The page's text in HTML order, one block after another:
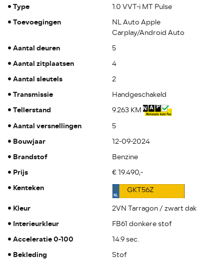
Type 1.0 VVT-i MT Pulse
Toevoegingen
NL Auto Apple
Carplay/Android Auto
Aantal deuren 5
Aantal zitplaatsen 4
Aantal sleutels 2
Transmissie Handgeschakeld
Tellerstand 9.263 KM
Aantal versnellingen 5
Bouwjaar 12-09-2024
Brandstof Benzine
Prijs € 19.490,-
Kenteken GKT56Z
Kleur 2VN Tarragon / zwart dak
Interieurkleur FB61 donkere stof
Acceleratie 0-100 14.9 sec.
Bekleding Stof